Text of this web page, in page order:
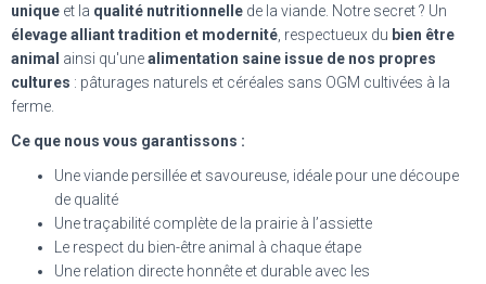
unique et la qualité nutritionnelle de la viande. Notre secret ? Un
élevage alliant tradition et modernité , respectueux du bien être
animal ainsi qu'unealimentation saine issue de nos propres
cultures : pâturages naturels et céréales sans OGM cultivées à la
ferme.
Ce que nous vous garantissons :
Une viande persillée et savoureuse, idéale pour une découpe
de qualité
Une traçabilité complète de la prairie à l’assiette
Le respect du bien-être animal à chaque étape
Une relation directe honnête et durable avec les